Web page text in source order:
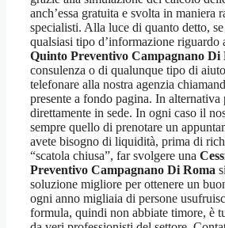
anch’essa gratuita e svolta in maniera
specialisti. Alla luce di quanto detto,
qualsiasi tipo d’informazione riguardo
Quinto Preventivo Campagnano Di
consulenza o di qualunque tipo di
telefonare alla nostra agenzia
presente a fondo pagina. In alternativa
direttamente in sede. In ogni caso il
sempre quello di prenotare un
avete bisogno di liquidità, prima di
“scatola chiusa”, far svolgere una
Preventivo Campagnano Di Roma
soluzione migliore per ottenere un
ogni anno migliaia di persone
formula, quindi non abbiate timore, è